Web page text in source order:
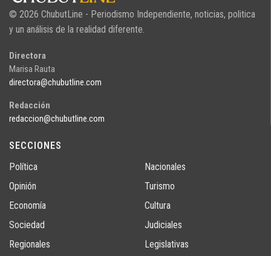
© 2026 ChubutLine - Periodismo Independiente, noticias, politica
y un análisis de la realidad diferente.
Directora
Marisa Rauta
directora@chubutline.com
Redacción
redaccion@chubutline.com
SECCIONES
Política
Opinión
Economía
Sociedad
Regionales
Nacionales
Turismo
Cultura
Judiciales
Legislativas